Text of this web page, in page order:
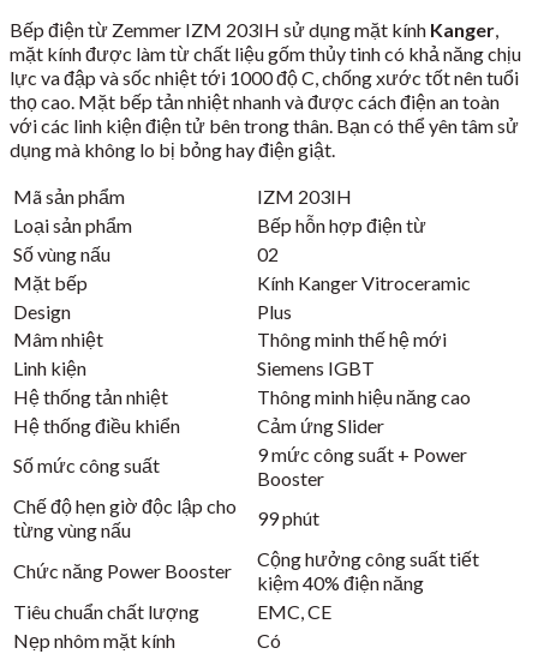
Bếp điện từ Zemmer IZM 203IH sử dụng mặt kính Kanger,
mặt kính được làm từ chất liệu gốm thủy tinh có khả năng chịu
lực va đập và sốc nhiệt tới 1000 độ C, chống xước tốt nên tuổi
thọ cao. Mặt bếp tản nhiệt nhanh và được cách điện an toàn
với các linh kiện điện tử bên trong thân. Bạn có thể yên tâm sử
dụng mà không lo bị bỏng hay điện giật.
Mã sản phẩm
IZM 203IH
Loại sản phẩm
Bếp hỗn hợp điện từ
Số vùng nấu
02
Mặt bếp
Kính Kanger Vitroceramic
Design
Plus
Mâm nhiệt
Thông minh thế hệ mới
Linh kiện
Siemens IGBT
Hệ thống tản nhiệt
Thông minh hiệu năng cao
Hệ thống điều khiển
Cảm ứng Slider
Số mức công suất
9 mức công suất + Power
Booster
Chế độ hẹn giờ độc lập cho
từng vùng nấu
99 phút
Chức năng Power Booster
Cộng hưởng công suất tiết
kiệm 40% điện năng
Tiêu chuẩn chất lượng
EMC, CE
Nẹp nhôm mặt kính
Có